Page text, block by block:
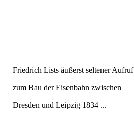
Friedrich Lists äußerst seltener Aufruf
zum Bau der Eisenbahn zwischen
Dresden und Leipzig 1834 ...